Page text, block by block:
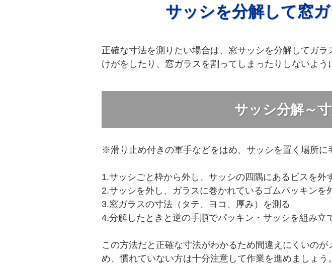
サッシを分解して窓
正確な寸法を測りたい場合は、窓サッシを分解してガ
けがをしたり、窓ガラスを割ってしまったりしないよう
サッシ分解～
※滑り止め付きの軍手などをはめ、サッシを置く場所に
1.サッシごと枠から外し、サッシの四隅にあるビスを外
2.サッシを外し、ガラスに巻かれているゴムパッキンを
3.窓ガラスの寸法（タテ、ヨコ、厚み）を測る
4.分解したときと逆の手順でパッキン・サッシを組み立
この方法だと正確な寸法がわかるため間違えにくいの
め、慣れていない方は十分注意して作業を進めましょ